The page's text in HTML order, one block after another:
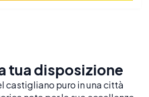
tua disposizione
castigliano puro in una città